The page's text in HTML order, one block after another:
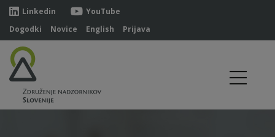
Linkedin
YouTube
Dogodki
Novice English Prijava